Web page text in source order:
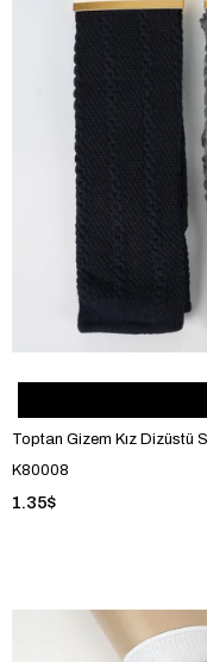
Toptan Gizem Kız Dizüstü
K80008
1.35$